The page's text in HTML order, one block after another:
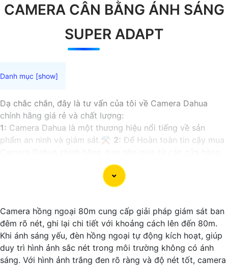
CAMERA CÂN BẰNG ÁNH SÁNG
SUPER ADAPT
Dạ chắc chắn, đây là tư vấn của tôi về Camera Dahua
chính hãng giá rẻ và chất lượng:
1: Camera Dahua là một thương hiệu nổi tiếng về sản
phẩm an ninh và giám sát.⚒ 2: Để Hoàn toàn tin cậy mua
uy tín hoặc các đại lý chính thức của Dahua.☄️
của Camera Dahua có thể thay đổi tùy vào model và chức
năng của camera. Bạn nên tìm hiểu kỹ trước khi đầu tư.🎖️
độ phân giải cao, tính năng thông minh và độ tin cậy.💖5:
Nếu bạn muốn tìm camera Dahua giá rẻ, bạn có thể tham
khảo trên các website thương mại điện tử hoặc tại các
cửa hàng điện tử.
Hy vọng rằng những thông tin trên sẽ giúp bạn chọn lựa
Camera hồng ngoại 80m cung cấp giải pháp giám sát ban
đêm rõ nét, ghi lại chi tiết với khoảng cách lên đến 80m.
Khi ánh sáng yếu, đèn hồng ngoại tự động kích hoạt, giúp
duy trì hình ảnh sắc nét trong môi trường không có ánh
sáng. Với hình ảnh trắng đen rõ ràng và độ nét tốt, camera